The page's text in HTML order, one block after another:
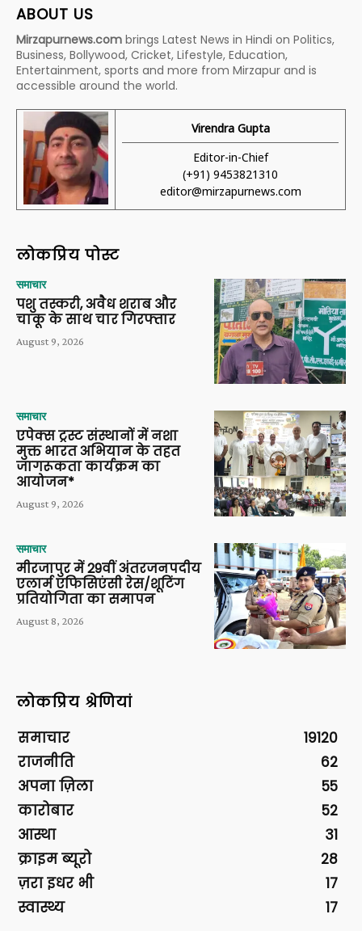
ABOUT US
Mirzapurnews.com brings Latest News in Hindi on Politics,
Business, Bollywood, Cricket, Lifestyle, Education,
Entertainment, sports and more from Mirzapur and is
accessible around the world.
Virendra Gupta
Editor-in-Chief
(+91) 9453821310
editor@mirzapurnews.com
लोकप्रिय पोस्ट
समाचार
पशु तस्करी, अवैध शराब और
चाकू के साथ चार गिरफ्तार
August 9, 2026
समाचार
एपेक्स ट्रस्ट संस्थानों में नशा
मुक्त भारत अभियान के तहत
जागरूकता कार्यक्रम का
आयोजन*
August 9, 2026
समाचार
मीरजापुर में 29वीं अंतरजनपदीय
एलार्म एफिसिएंसी रेस/शूटिंग
प्रतियोगिता का समापन
August 8, 2026
लोकप्रिय श्रेणियां
समाचार
19120
राजनीति
62
अपना ज़िला
55
कारोबार
52
आस्था
31
क्राइम ब्यूरो
28
ज़रा इधर भी
17
स्वास्थ्य
17